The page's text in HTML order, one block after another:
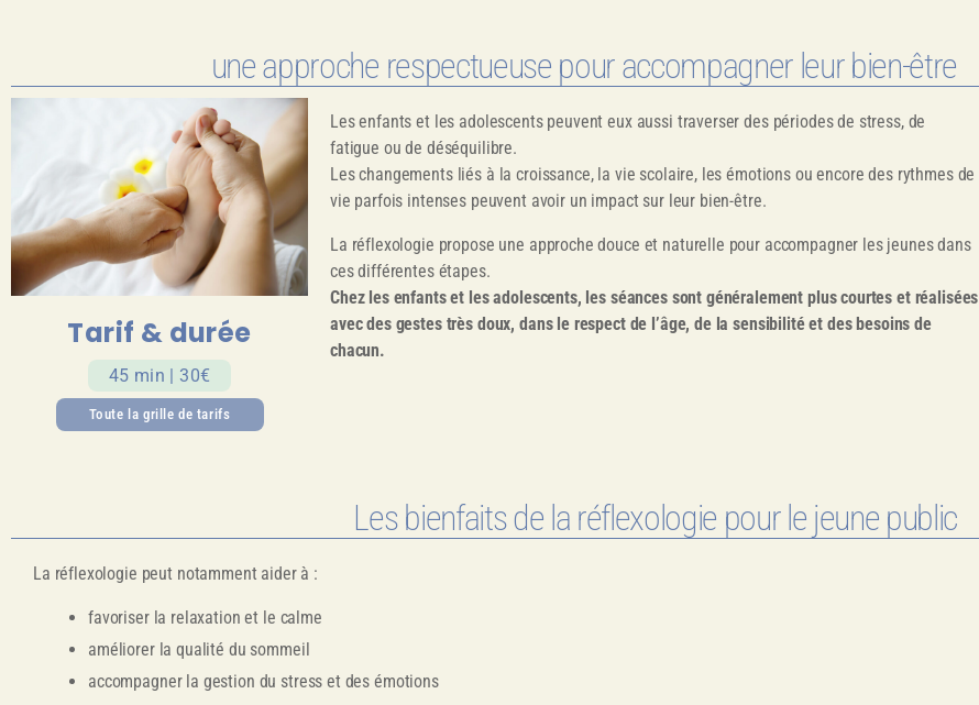
une approche respectueuse pour accompagner leur bien-être
Tarif & durée
45 min | 30€
Toute la grille de tarifs
Les enfants et les adolescents peuvent eux aussi traverser des périodes de stress, de
fatigue ou de déséquilibre.
Les changements liés à la croissance, la vie scolaire, les émotions ou encore des rythmes de
vie parfois intenses peuvent avoir un impact sur leur bien-être.
La réflexologie propose une approche douce et naturelle pour accompagner les jeunes dans
ces différentes étapes.
Chez les enfants et les adolescents, les séances sont généralement plus courtes et réalisées
avec des gestes très doux, dans le respect de l’âge, de la sensibilité et des besoins de
chacun.
Les bienfaits de la réflexologie pour le jeune public
La réflexologie peut notamment aider à :
favoriser la relaxation et le calme
améliorer la qualité du sommeil
accompagner la gestion du stress et des émotions